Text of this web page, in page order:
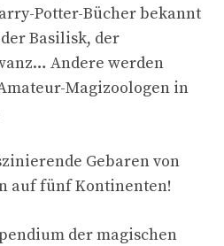
Potter-Bücher bekannt
Basilisk, der
Andere werden
Magizoologen in
Gebaren von
auf fünf Kontinenten!
der magischen